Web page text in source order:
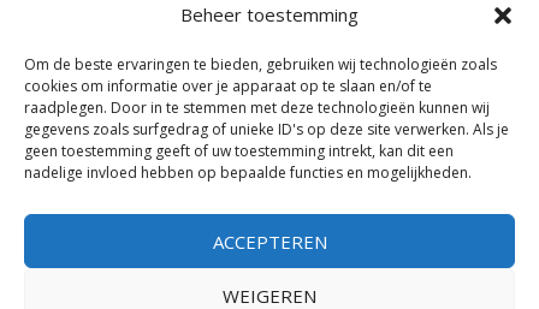
Beheer toestemming
Om de beste ervaringen te bieden, gebruiken wij technologieën zoals
cookies om informatie over je apparaat op te slaan en/of te
raadplegen. Door in te stemmen met deze technologieën kunnen wij
gegevens zoals surfgedrag of unieke ID's op deze site verwerken. Als je
geen toestemming geeft of uw toestemming intrekt, kan dit een
nadelige invloed hebben op bepaalde functies en mogelijkheden.
ACCEPTEREN
WEIGEREN